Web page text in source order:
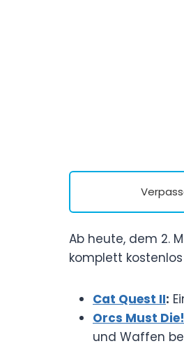
Ab heute, dem 2.
komplett
Cat Quest II:
Orcs Must
und Waffen